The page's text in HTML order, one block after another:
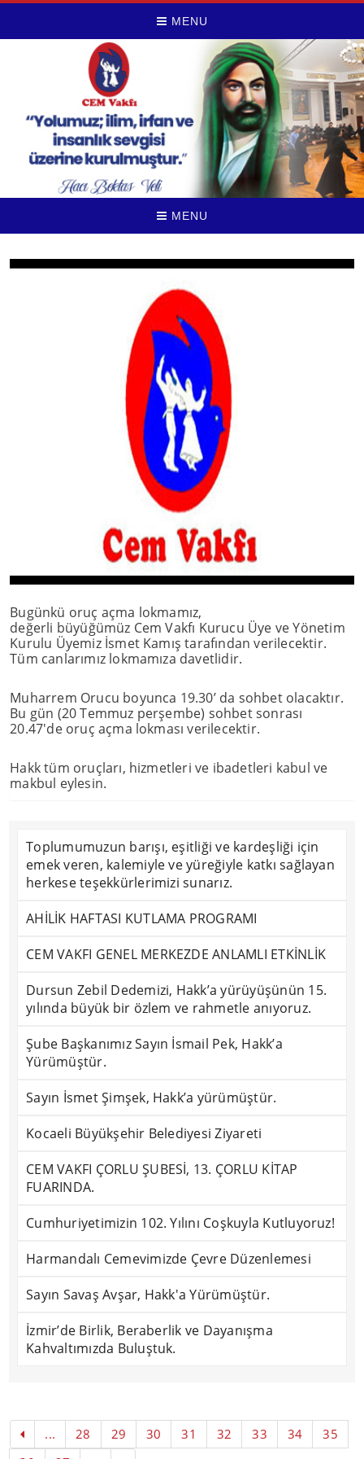
MENU
MENU
Bugünkü oruç açma lokmamız,
değerli büyüğümüz Cem Vakfı Kurucu Üye ve Yönetim
Kurulu Üyemiz İsmet Kamış tarafından verilecektir.
Tüm canlarımız lokmamıza davetlidir.
Muharrem Orucu boyunca 19.30’ da sohbet olacaktır.
Bu gün (20 Temmuz perşembe) sohbet sonrası
20.47'de oruç açma lokması verilecektir.
Hakk tüm oruçları, hizmetleri ve ibadetleri kabul ve
makbul eylesin.
Toplumumuzun barışı, eşitliği ve kardeşliği için
emek veren, kalemiyle ve yüreğiyle katkı sağlayan
herkese teşekkürlerimizi sunarız.
AHİLİK HAFTASI KUTLAMA PROGRAMI
CEM VAKFI GENEL MERKEZDE ANLAMLI ETKİNLİK
Dursun Zebil Dedemizi, Hakk’a yürüyüşünün 15.
yılında büyük bir özlem ve rahmetle anıyoruz.
Şube Başkanımız Sayın İsmail Pek, Hakk’a
Yürümüştür.
Sayın İsmet Şimşek, Hakk’a yürümüştür.
Kocaeli Büyükşehir Belediyesi Ziyareti
CEM VAKFI ÇORLU ŞUBESİ, 13. ÇORLU KİTAP
FUARINDA.
Cumhuriyetimizin 102. Yılını Coşkuyla Kutluyoruz!
Harmandalı Cemevimizde Çevre Düzenlemesi
Sayın Savaş Avşar, Hakk'a Yürümüştür.
İzmir’de Birlik, Beraberlik ve Dayanışma
Kahvaltımızda Buluştuk.
... 28 29 30 31 32 33 34
35